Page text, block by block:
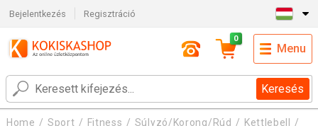
Bejelentkezés Regisztráció
Keresés
0
Menu
Home Sport Fitness Súlyzó/Korong/Rúd
Kettlebell